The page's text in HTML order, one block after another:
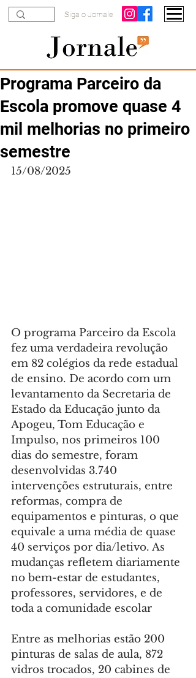
Siga o Jornale
Programa Parceiro da
Escola promove quase 4
mil melhorias no primeiro
semestre
15/08/2025
O programa Parceiro da Escola
fez uma verdadeira revolução
em 82 colégios da rede estadual
de ensino. De acordo com um
levantamento da Secretaria de
Estado da Educação junto da
Apogeu, Tom Educação e
Impulso, nos primeiros 100
dias do semestre, foram
desenvolvidas 3.740
intervenções estruturais, entre
reformas, compra de
equipamentos e pinturas, o que
equivale a uma média de quase
40 serviços por dia/letivo. As
mudanças refletem diariamente
no bem-estar de estudantes,
professores, servidores, e de
toda a comunidade escolar
Entre as melhorias estão 200
pinturas de salas de aula, 872
vidros trocados, 20 cabines de